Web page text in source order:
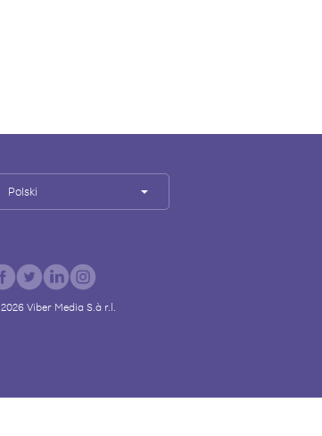
Polski
2026 Viber Media S.à r.l.